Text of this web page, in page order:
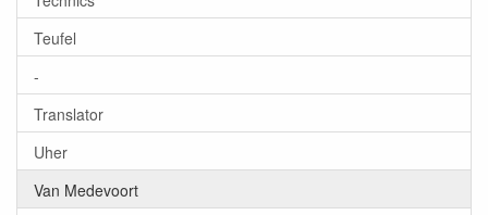
Teufel
-
Translator
Uher
Van Medevoort